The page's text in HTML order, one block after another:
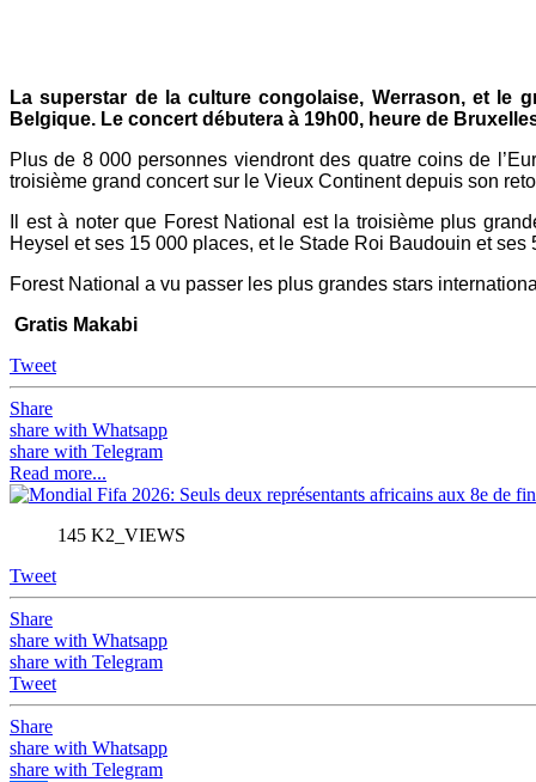
La superstar de la culture congolaise, Werrason, et le
Belgique. Le concert débutera à 19h00, heure de
Plus de 8 000 personnes viendront des quatre coins de
troisième grand concert sur le Vieux Continent depuis son
Il est à noter que Forest National est la troisième plus
Heysel et ses 15 000 places, et le Stade Roi Baudouin et ses
Forest National a vu passer les plus grandes stars
Gratis Makabi
Tweet
Share
share with Whatsapp
share with Telegram
Read more...
145 K2_VIEWS
Tweet
Share
share with Whatsapp
share with Telegram
Tweet
Share
share with Whatsapp
share with Telegram